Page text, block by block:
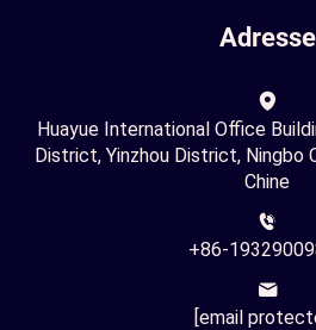
Adresse
Huayue International Office
District, Yinzhou District, Ningbo
Chine
+86-
[email